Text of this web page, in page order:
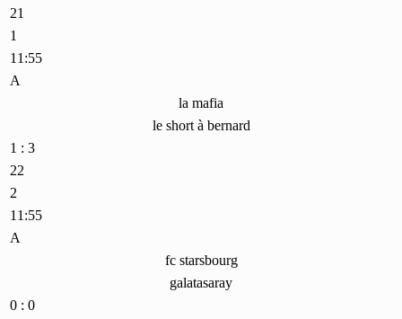
21
1
11:55
A
la mafia
le short à bernard
1 : 3
22
2
11:55
A
fc starsbourg
galatasaray
0 : 0